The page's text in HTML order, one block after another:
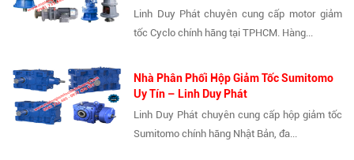
Linh Duy Phát chuyên cung cấp motor giảm
tốc Cyclo chính hãng tại TPHCM. Hàng...
Nhà Phân Phối Hộp Giảm Tốc Sumitomo
Uy Tín – Linh Duy Phát
Linh Duy Phát chuyên cung cấp hộp giảm tốc
Sumitomo chính hãng Nhật Bản, đa...